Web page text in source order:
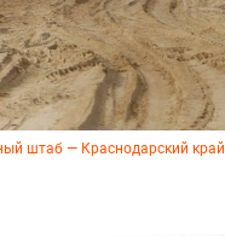
штаб — Краснодарский край